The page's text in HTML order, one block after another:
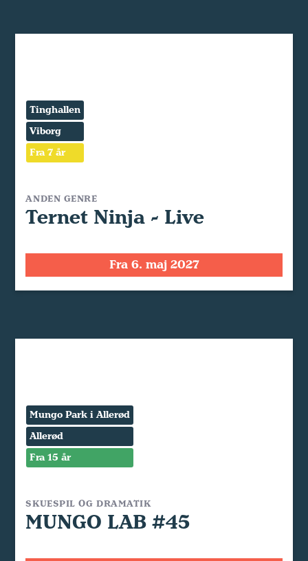
Tinghallen
Viborg
Fra 7 år
ANDEN GENRE
Ternet Ninja - Live
Fra 6. maj 2027
Mungo Park i Allerød
Allerød
Fra 15 år
SKUESPIL OG DRAMATIK
MUNGO LAB #45